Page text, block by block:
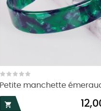
Petite manchette

Prix